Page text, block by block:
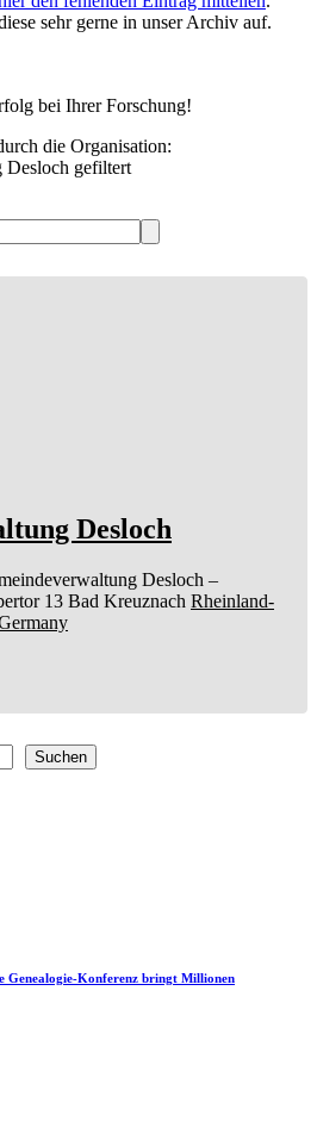
sehr gerne in unser Archiv auf.
bei Ihrer Forschung!
die Organisation:
Desloch gefiltert
Desloch
Desloch –
13 Bad Kreuznach Rheinland-
Suchen
Genealogie-Konferenz bringt Millionen